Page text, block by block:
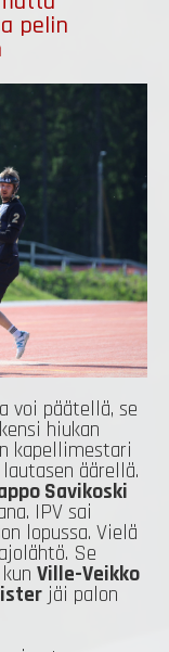
pelin
voi päätellä, se
hiukan
kapellimestari
äärellä.
Savikoski
IPV sai
lopussa. Vielä
Se
Ville-Veikko
jäi palon